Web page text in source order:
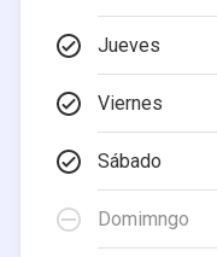
Jueves
Viernes
Sábado
Domimngo